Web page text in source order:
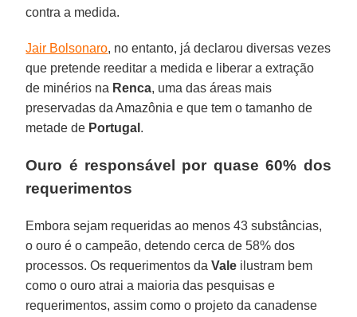
contra a medida.
Jair Bolsonaro, no entanto, já declarou diversas vezes
que pretende reeditar a medida e liberar a extração
de minérios na Renca, uma das áreas mais
preservadas da Amazônia e que tem o tamanho de
metade de Portugal .
Ouro é responsável por quase 60% dos
requerimentos
Embora sejam requeridas ao menos 43 substâncias,
o ouro é o campeão, detendo cerca de 58% dos
processos. Os requerimentos daVale ilustram bem
como o ouro atrai a maioria das pesquisas e
requerimentos, assim como o projeto da canadense